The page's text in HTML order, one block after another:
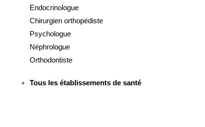
Endocrinologue
Chirurgien orthopédiste
Psychologue
Néphrologue
Orthodontiste
Tous les établissements de santé